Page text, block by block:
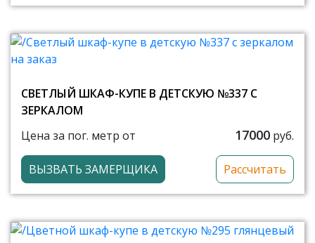
СВЕТЛЫЙ ШКАФ-КУПЕ В ДЕТСКУЮ №337 С
ЗЕРКАЛОМ
Цена за пог. метр от
17000 руб.
ВЫЗВАТЬ ЗАМЕРЩИКА Рассчитать